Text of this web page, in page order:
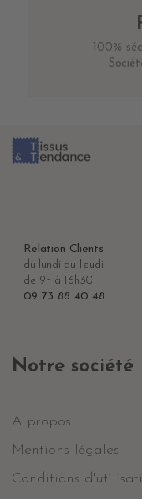
100%
Relation Clients
du lundi au Jeudi
de 9h à 16h30
09 73 88 40 48
Notre société
A propos
Mentions légales
Conditions